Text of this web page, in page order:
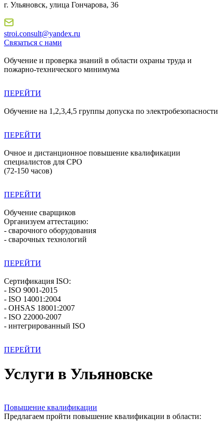
г. Ульяновск, улица Гончарова, 36
stroi.consult@yandex.ru
Связаться с нами
Обучение и проверка знаний в области охраны труда и
пожарно-технического минимума
ПЕРЕЙТИ
Обучение на 1,2,3,4,5 группы допуска по электробезопасности
ПЕРЕЙТИ
Очное и дистанционное повышение квалификации
специалистов для СРО
(72-150 часов)
ПЕРЕЙТИ
Обучение сварщиков
Организуем аттестацию:
- сварочного оборудования
- сварочных технологий
ПЕРЕЙТИ
Сертификация ISO:
- ISO 9001-2015
- ISO 14001:2004
- OHSAS 18001:2007
- ISO 22000-2007
- интегрированный ISO
ПЕРЕЙТИ
Услуги в Ульяновске
Повышение квалификации
Предлагаем пройти повышение квалификации в области: